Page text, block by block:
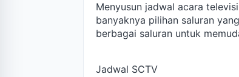
Menyusun jadwal acara
banyaknya pilihan saluran
berbagai saluran untuk
Jadwal SCTV